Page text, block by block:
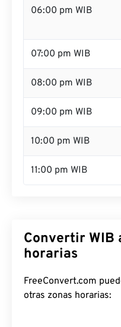
06:00 pm WIB
07:00 pm WIB
08:00 pm WIB
09:00 pm WIB
10:00 pm WIB
11:00 pm WIB
Convertir WIB
horarias
FreeConvert.com
otras zonas horarias: